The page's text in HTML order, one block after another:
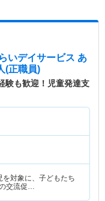
いデイサービス あ
(正職員)
験も歓迎！児童発達支
対象に、子どもたち
交流促…